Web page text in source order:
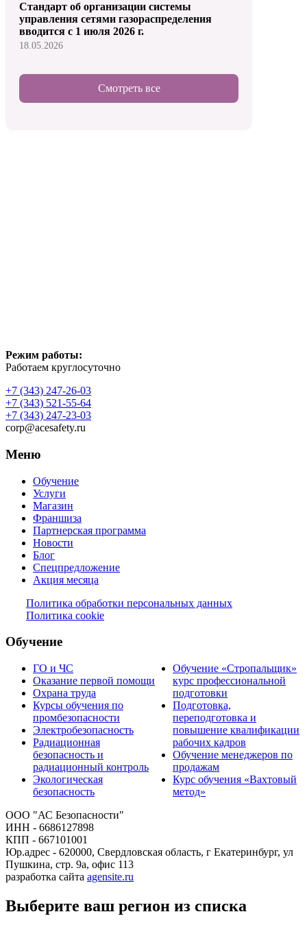
Стандарт об организации системы
управления сетями газораспределения
вводится с 1 июля 2026 г.
18.05.2026
Смотреть все
Режим работы:
Работаем круглосуточно
+7 (343) 247-26-03
+7 (343) 521-55-64
+7 (343) 247-23-03
corp@acesafety.ru
Меню
Обучение
Услуги
Магазин
Франшиза
Партнерская программа
Новости
Блог
Спецпредложение
Акция месяца
Политика обработки персональных данных
Политика cookie
Обучение
ГО и ЧС
Оказание первой помощи
Охрана труда
Курсы обучения по
промбезопасности
Электробезопасность
Радиационная
безопасность и
радиационный контроль
Экологическая
безопасность
Обучение «Стропальщик»
курс профессиональной
подготовки
Подготовка,
переподготовка и
повышение квалификации
рабочих кадров
Обучение менеджеров по
продажам
Курс обучения «Вахтовый
метод»
ООО "АС Безопасности"
ИНН - 6686127898
КПП - 667101001
Юр.адрес - 620000, Свердловская область, г Екатеринбург, ул
Пушкина, стр. 9а, офис 113
разработка сайта agensite.ru
Выберите ваш регион из списка